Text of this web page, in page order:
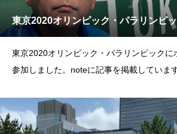
東京2020オリンピック・パラリンピ
東京2020オリンピック・パラリンピックに
参加しました。noteに記事を掲載していま